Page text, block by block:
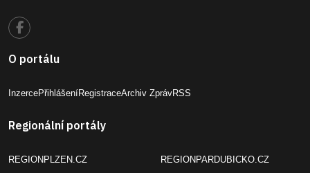
O portálu
InzercePřihlášeníRegistraceArchiv ZprávRSS
Regionální portály
REGIONPLZEN.CZ REGIONPARDUBICKO.CZ